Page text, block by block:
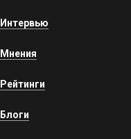
Интервью
Мнения
Рейтинги
Блоги